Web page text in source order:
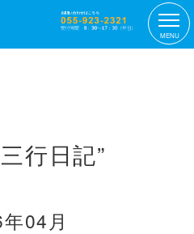
MENU
行日記”
04月